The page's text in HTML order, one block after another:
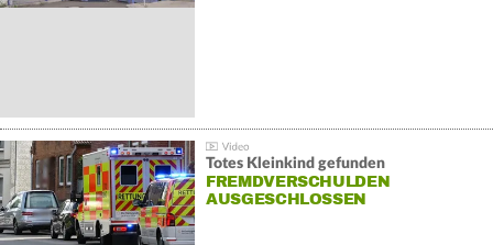
Totes Kleinkind gefunden
FREMDVERSCHULDEN
AUSGESCHLOSSEN